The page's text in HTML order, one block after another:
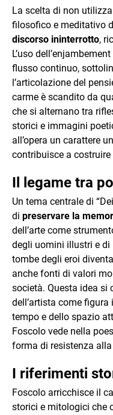
La scelta di non
filosofico e meditativo
discorso ininterrotto,
L’uso
flusso continuo,
l’articolazione del
carme è scandito da
che si alternano tra
storici e immagini
all’opera un carattere
contribuisce a
Il legame tra
Un tema centrale di
di preservare la
dell’arte come
degli uomini illustri e di
tombe degli eroi
anche fonti di valori
società. Questa idea si
dell’artista come
tempo e dello spazio
Foscolo vede nella
forma di resistenza
I riferimenti
Foscolo arricchisce il
storici e mitologici che